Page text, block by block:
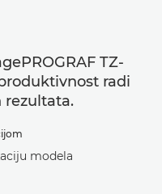
TZ-
radi
rezultata.
modela